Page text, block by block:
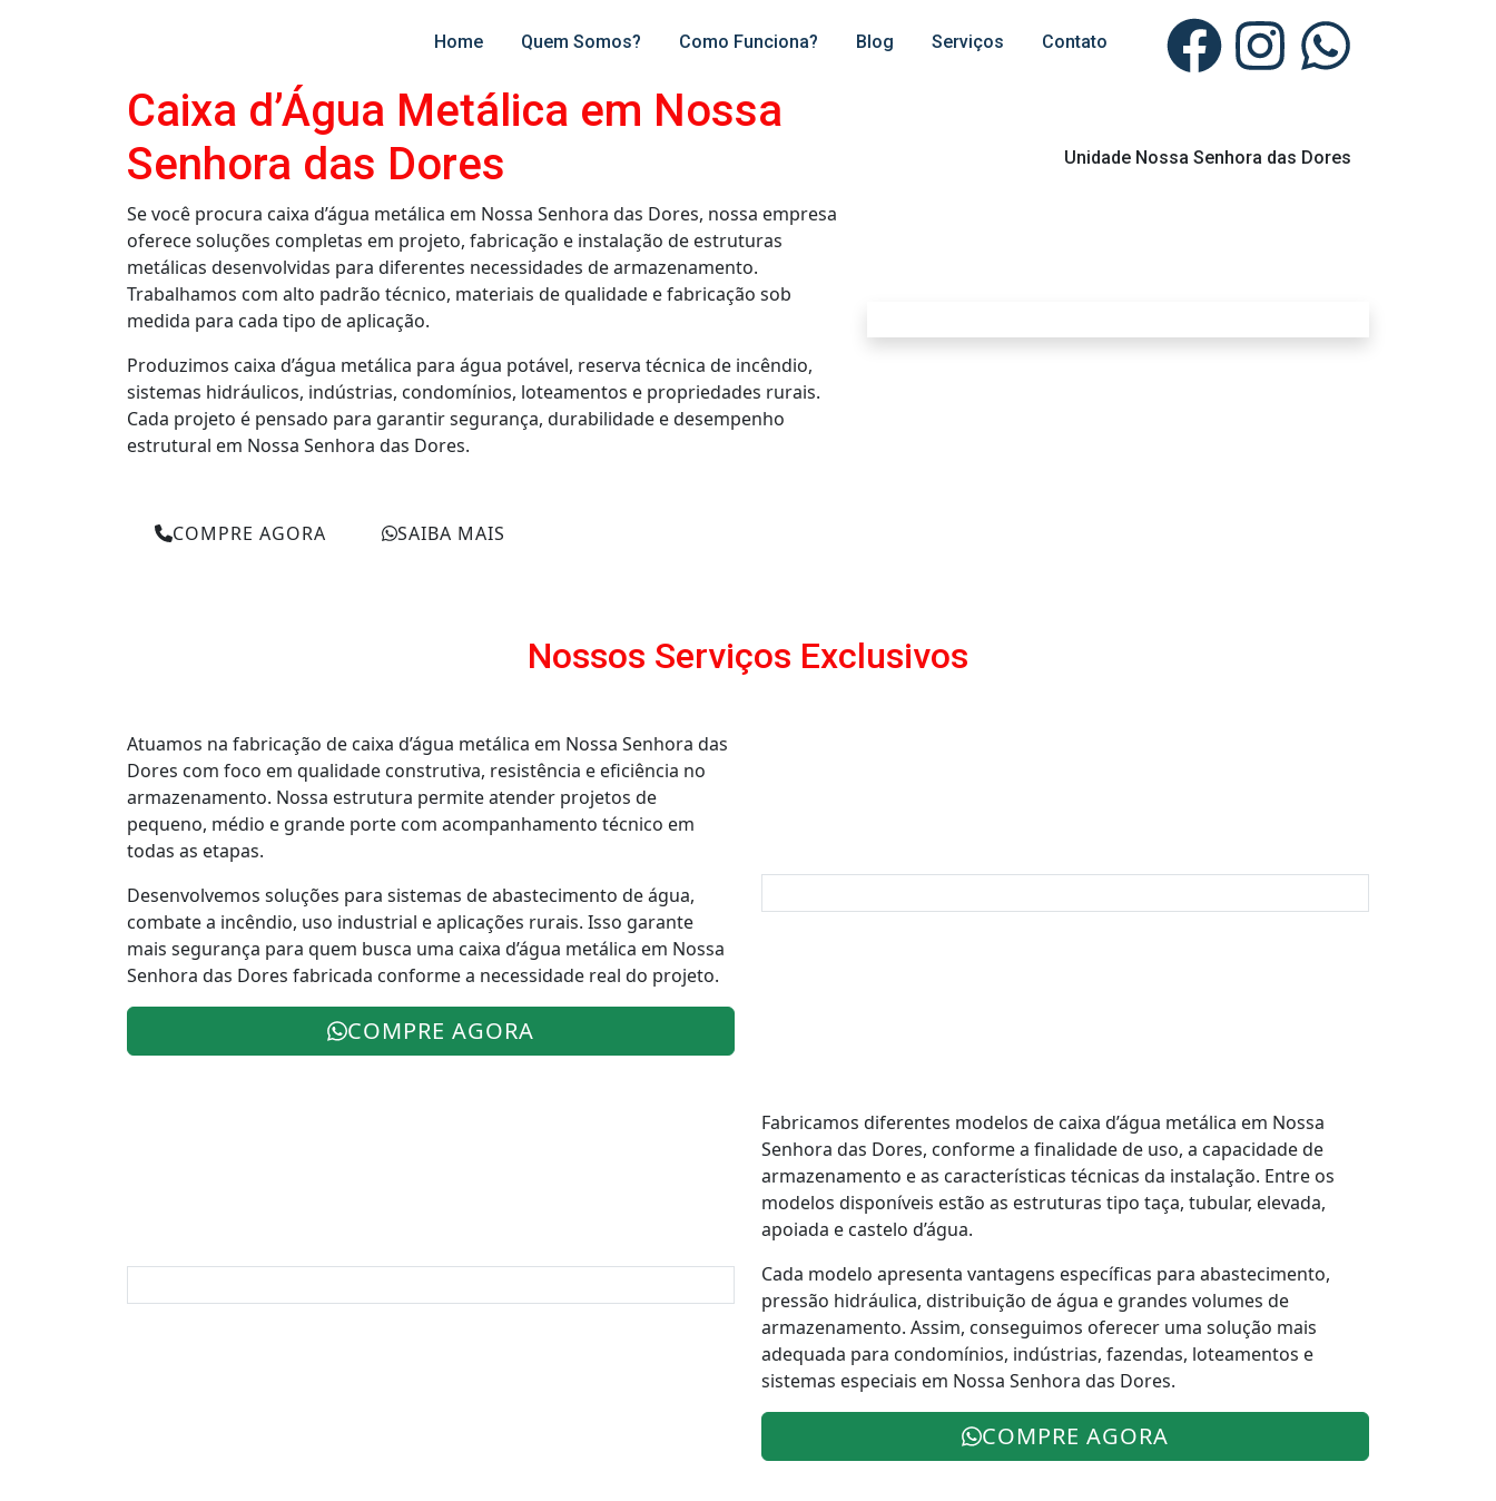
Home Quem Somos? Como Funciona? Blog Serviços Contato
Unidade Nossa Senhora das Dores
Caixa d’Água Metálica em Nossa
Senhora das Dores
Se você procura caixa d’água metálica em Nossa Senhora das Dores, nossa empresa
oferece soluções completas em projeto, fabricação e instalação de estruturas
metálicas desenvolvidas para diferentes necessidades de armazenamento.
Trabalhamos com alto padrão técnico, materiais de qualidade e fabricação sob
medida para cada tipo de aplicação.
Produzimos caixa d’água metálica para água potável, reserva técnica de incêndio,
sistemas hidráulicos, indústrias, condomínios, loteamentos e propriedades rurais.
Cada projeto é pensado para garantir segurança, durabilidade e desempenho
estrutural em Nossa Senhora das Dores.
COMPRE AGORA SAIBA MAIS
Nossos Serviços Exclusivos
Atuamos na fabricação de caixa d’água metálica em Nossa Senhora das
Dores com foco em qualidade construtiva, resistência e eficiência no
armazenamento. Nossa estrutura permite atender projetos de
pequeno, médio e grande porte com acompanhamento técnico em
todas as etapas.
Desenvolvemos soluções para sistemas de abastecimento de água,
combate a incêndio, uso industrial e aplicações rurais. Isso garante
mais segurança para quem busca uma caixa d’água metálica em Nossa
Senhora das Dores fabricada conforme a necessidade real do projeto.
COMPRE AGORA
Fabricamos diferentes modelos de caixa d’água metálica em Nossa
Senhora das Dores, conforme a finalidade de uso, a capacidade de
armazenamento e as características técnicas da instalação. Entre os
modelos disponíveis estão as estruturas tipo taça, tubular, elevada,
apoiada e castelo d’água.
Cada modelo apresenta vantagens específicas para abastecimento,
pressão hidráulica, distribuição de água e grandes volumes de
armazenamento. Assim, conseguimos oferecer uma solução mais
adequada para condomínios, indústrias, fazendas, loteamentos e
sistemas especiais em Nossa Senhora das Dores.
COMPRE AGORA